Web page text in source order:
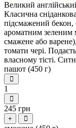
Великий
Класична
підсмажений бекон,
ароматним зеленим
смажене або
томати чері.
власному тісті.
пашот (450 г)
1
245 грн
+